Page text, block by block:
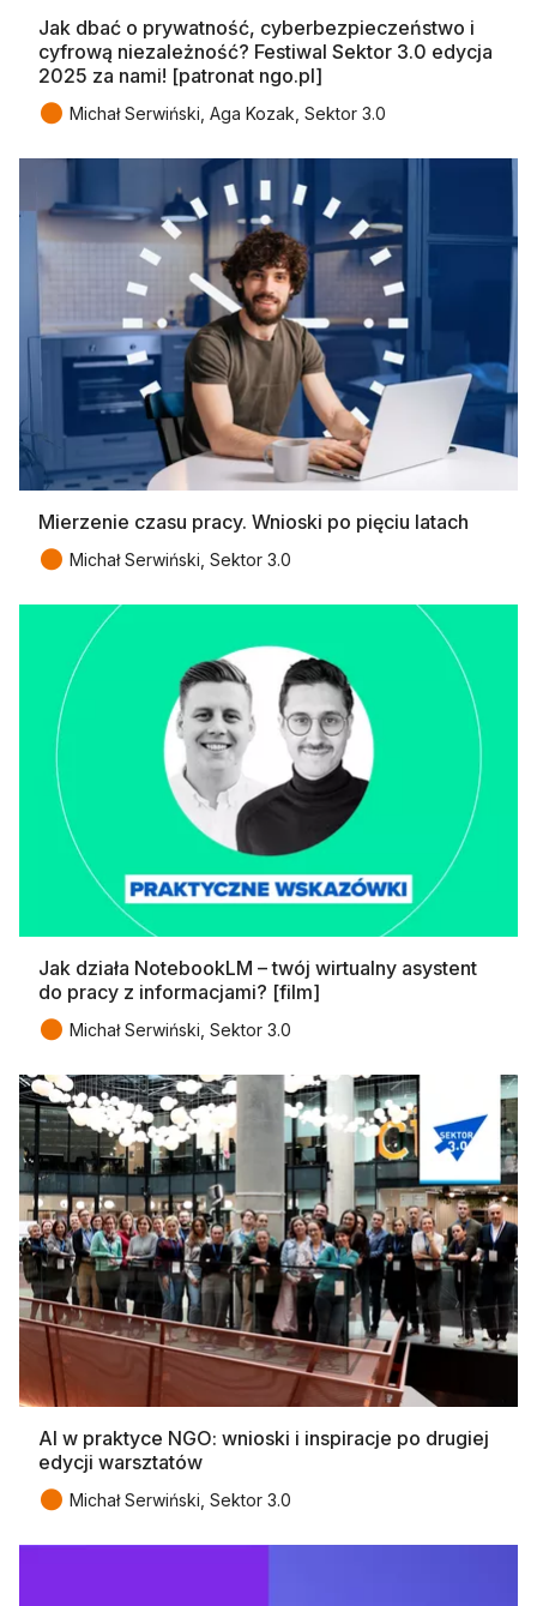
Jak dbać o prywatność, cyberbezpieczeństwo i
cyfrową niezależność? Festiwal Sektor 3.0 edycja
2025 za nami! [patronat ngo.pl]
● Michał Serwiński, Aga Kozak, Sektor 3.0
Mierzenie czasu pracy. Wnioski po pięciu latach
● Michał Serwiński, Sektor 3.0
Jak działa NotebookLM – twój wirtualny asystent
do pracy z informacjami? [film]
● Michał Serwiński, Sektor 3.0
AI w praktyce NGO: wnioski i inspiracje po drugiej
edycji warsztatów
● Michał Serwiński, Sektor 3.0